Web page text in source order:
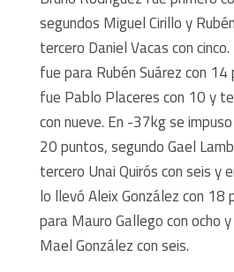
segundos Miguel Cirillo y
tercero Daniel Vacas con
fue para Rubén Suárez con
fue Pablo Placeres con 10 y
con nueve. En -37kg se
20 puntos, segundo Gael
tercero Unai Quirós con seis y
lo llevó Aleix González con
para Mauro Gallego con ocho
Mael González con seis.